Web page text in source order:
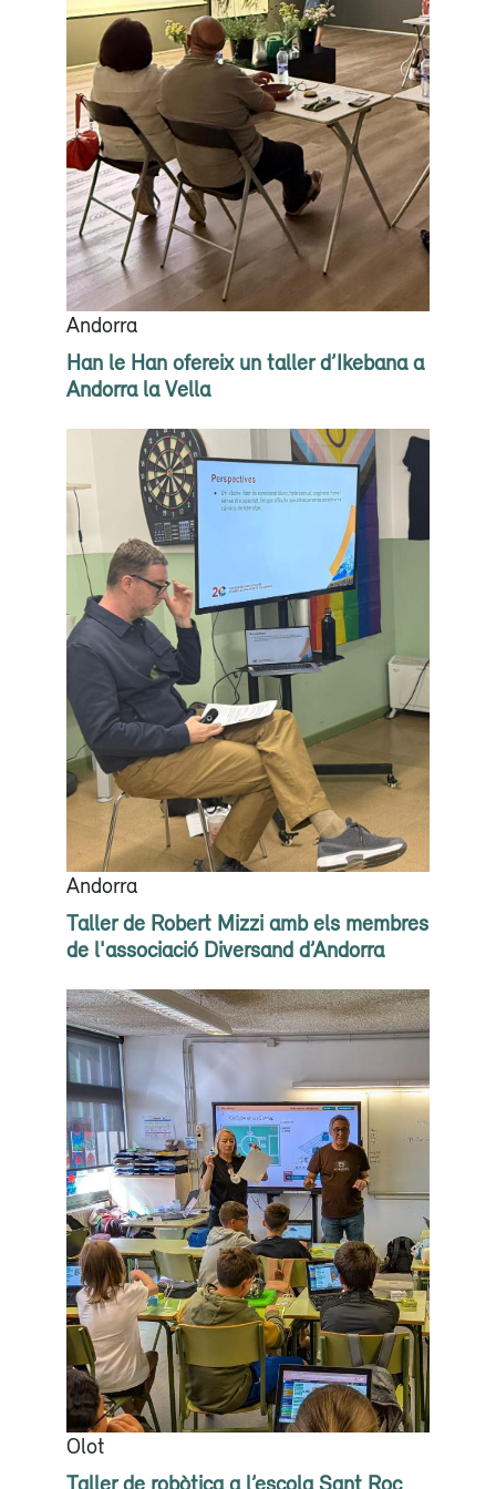
Andorra
Han le Han ofereix un taller d’Ikebana a
Andorra la Vella
Andorra
Taller de Robert Mizzi amb els membres
de l'associació Diversand d’Andorra
Olot
Taller de robòtica a l’escola Sant Roc